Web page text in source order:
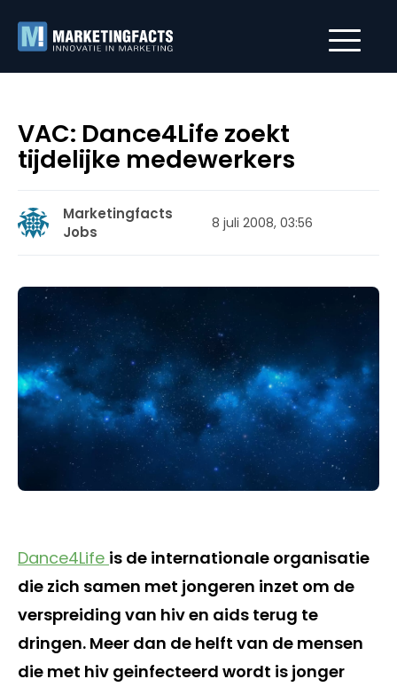
VAC: Dance4Life zoekt
tijdelijke medewerkers
Marketingfacts
Jobs
8 juli 2008, 03:56
Dance4Life is de internationale organisatie
die zich samen met jongeren inzet om de
verspreiding van hiv en aids terug te
dringen. Meer dan de helft van de mensen
die met hiv geinfecteerd wordt is jonger